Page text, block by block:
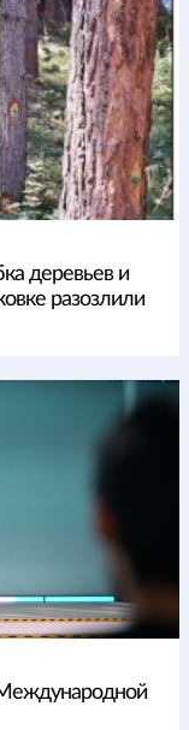
деревьев и
разозлили